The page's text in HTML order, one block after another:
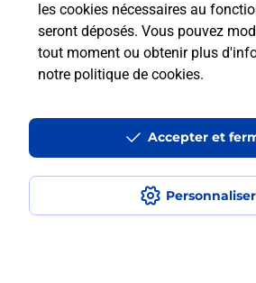
les cookies nécessaires au
seront déposés. Vous pouvez
tout moment ou obtenir plus
notre politique de cookies.
Personnaliser
Accepter et
Comment retourner un
en ligne depuis votre boîte
Comment envoyer un colis
retour chez un e-
déplacer ?
Envoyer un petit colis au